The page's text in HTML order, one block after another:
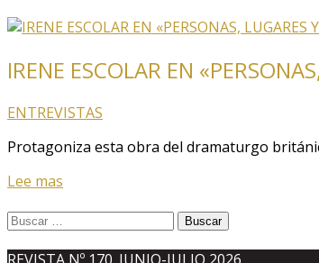
IRENE ESCOLAR EN
ENTREVISTAS
Protagoniza esta obra del dramaturgo
Lee mas
Buscar: